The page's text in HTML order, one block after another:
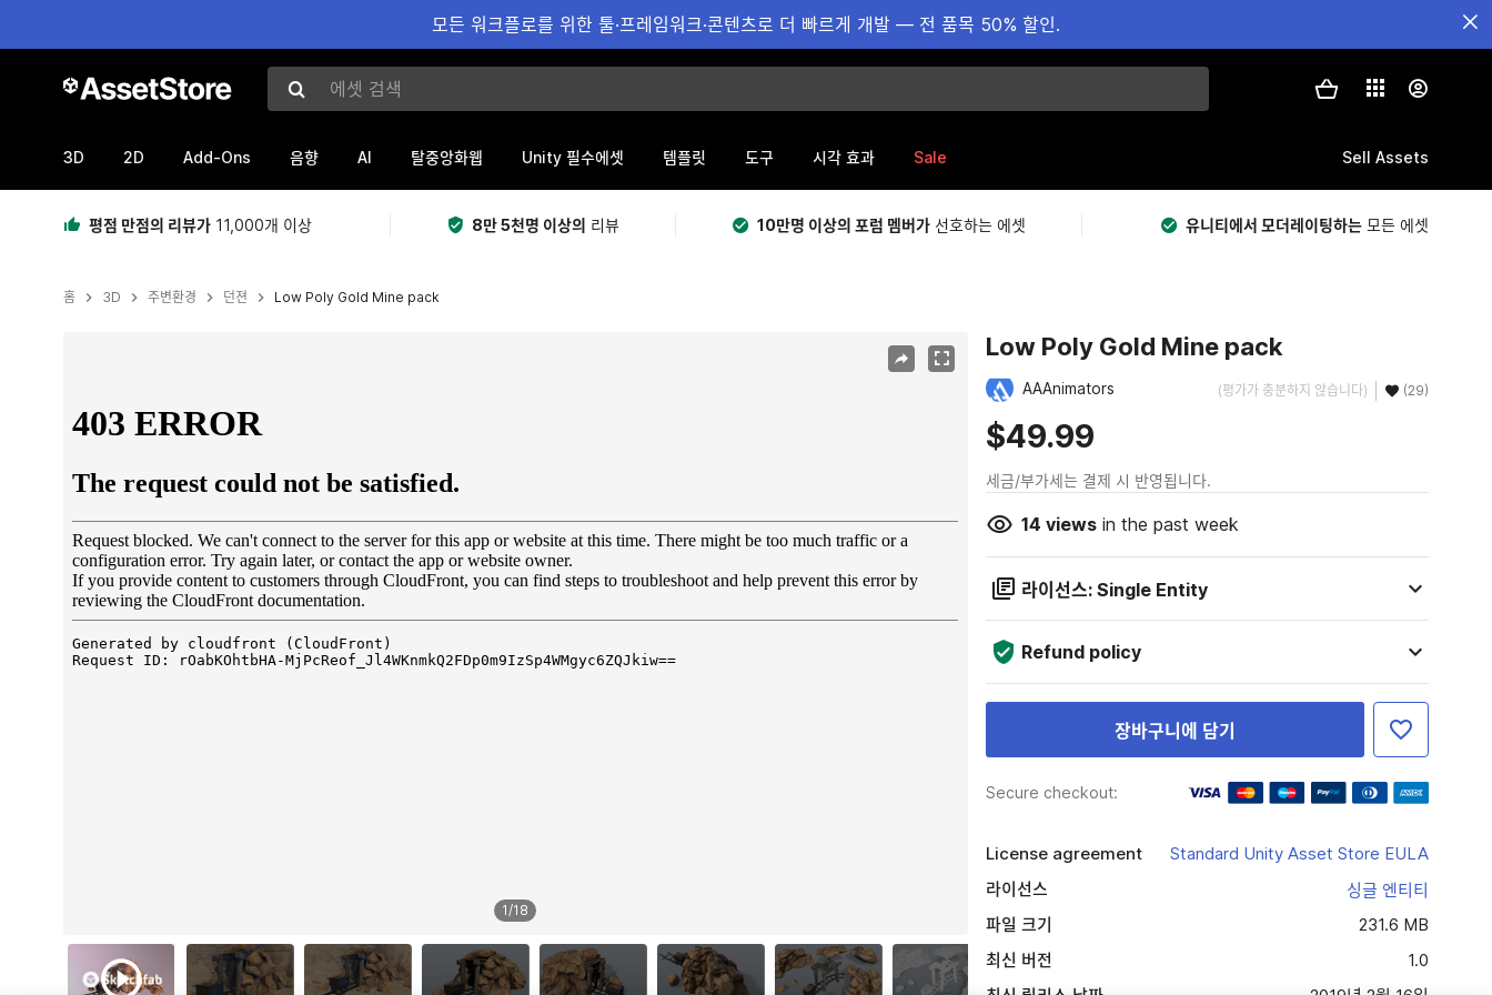
모든 워크플로를 위한 툴·프레임워크·콘텐츠로 더 빠르게 개발 — 전 품목 50% 할인.
에셋 검색
3D 2D Add-Ons 음향 AI 탈중앙화웹 Unity 필수에셋 템플릿 도구 시각 효과 Sale Sell Assets
평점 만점의 리뷰가 11,000개 이상 8만 5천명 이상의 리뷰 10만명 이상의 포럼 멤버가 선호하는 에셋 유니티에서 모더레이팅하는 모든 에셋
홈 3D 주변환경 던젼 Low Poly Gold Mine pack
1/18
Low Poly Gold Mine pack
AAAnimators (평가가 충분하지 않습니다) (29)
$49.99
세금/부가세는 결제 시 반영됩니다.
14 viewsin the past week
라이선스: Single Entity
Refund policy
장바구니에 담기
Secure checkout:
License agreement
Standard Unity Asset Store EULA
라이선스
싱글 엔티티
파일 크기
231.6 MB
최신 버전
1.0